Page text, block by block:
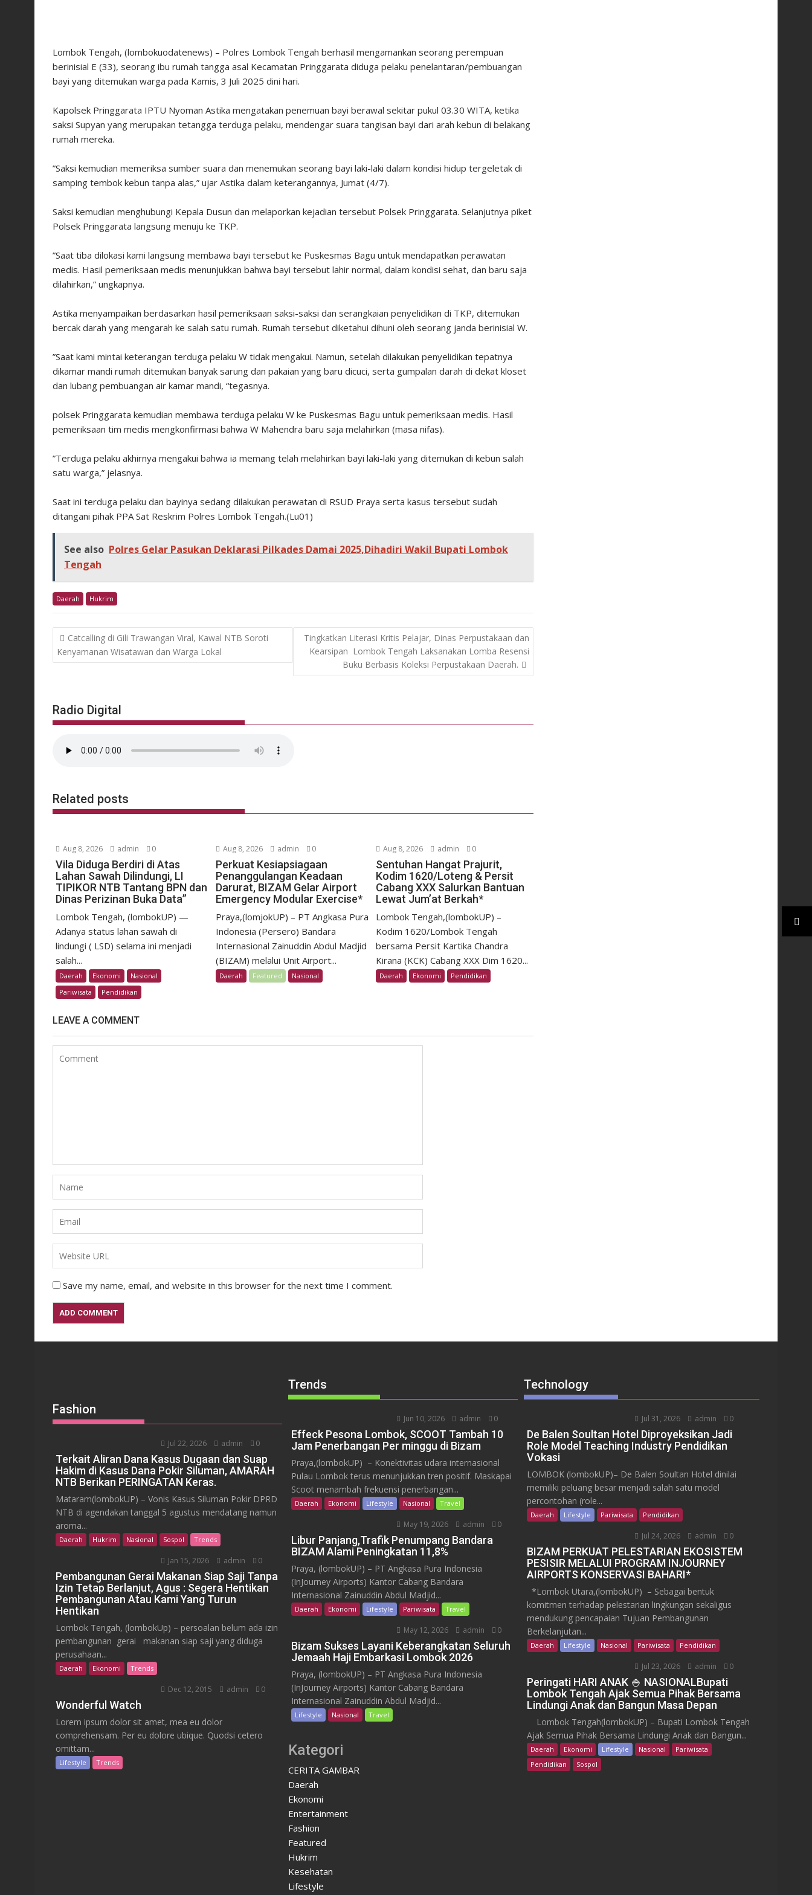
‎Lombok Tengah, (lombokuodatenews) – Polres Lombok Tengah berhasil mengamankan seorang perempuan
berinisial E (33), seorang ibu rumah tangga asal Kecamatan Pringgarata diduga pelaku penelantaran/pembuangan
bayi yang ditemukan warga pada Kamis, 3 Juli 2025 dini hari.
‎Kapolsek Pringgarata IPTU Nyoman Astika mengatakan penemuan bayi berawal sekitar pukul 03.30 WITA, ketika
saksi Supyan yang merupakan tetangga terduga pelaku, mendengar suara tangisan bayi dari arah kebun di belakang
rumah mereka.
‎”Saksi kemudian memeriksa sumber suara dan menemukan seorang bayi laki-laki dalam kondisi hidup tergeletak di
samping tembok kebun tanpa alas,” ujar Astika dalam keterangannya, Jumat (4/7).
‎Saksi kemudian menghubungi Kepala Dusun dan melaporkan kejadian tersebut Polsek Pringgarata. Selanjutnya piket
Polsek Pringgarata langsung menuju ke TKP.
‎”Saat tiba dilokasi kami langsung membawa bayi tersebut ke Puskesmas Bagu untuk mendapatkan perawatan
medis. Hasil pemeriksaan medis menunjukkan bahwa bayi tersebut lahir normal, dalam kondisi sehat, dan baru saja
dilahirkan,” ungkapnya.
‎Astika menyampaikan berdasarkan hasil pemeriksaan saksi-saksi dan serangkaian penyelidikan di TKP, ditemukan
bercak darah yang mengarah ke salah satu rumah. Rumah tersebut diketahui dihuni oleh seorang janda berinisial W.
‎”Saat kami mintai keterangan terduga pelaku W tidak mengakui. Namun, setelah dilakukan penyelidikan tepatnya
dikamar mandi rumah ditemukan banyak sarung dan pakaian yang baru dicuci, serta gumpalan darah di dekat kloset
dan lubang pembuangan air kamar mandi, “tegasnya.
‎polsek Pringgarata kemudian membawa terduga pelaku W ke Puskesmas Bagu untuk pemeriksaan medis. Hasil
pemeriksaan tim medis mengkonfirmasi bahwa W Mahendra baru saja melahirkan (masa nifas).
‎”Terduga pelaku akhirnya mengakui bahwa ia memang telah melahirkan bayi laki-laki yang ditemukan di kebun salah
satu warga,” jelasnya.
‎Saat ini terduga pelaku dan bayinya sedang dilakukan perawatan di RSUD Praya serta kasus tersebut sudah
ditangani pihak PPA Sat Reskrim Polres Lombok Tengah.(Lu01)
See also Polres Gelar Pasukan Deklarasi Pilkades Damai 2025,Dihadiri Wakil Bupati Lombok
Tengah
Daerah Hukrim
Post
navigation
Catcalling di Gili Trawangan Viral, Kawal NTB Soroti
Kenyamanan Wisatawan dan Warga Lokal
Tingkatkan Literasi Kritis Pelajar, Dinas Perpustakaan dan
Kearsipan Lombok Tengah Laksanakan Lomba Resensi
Buku Berbasis Koleksi Perpustakaan Daerah.
Radio Digital
Related posts
Aug 8, 2026 admin 0
Vila Diduga Berdiri di Atas
Lahan Sawah Dilindungi, LI
TIPIKOR NTB Tantang BPN dan
Dinas Perizinan Buka Data”
Lombok Tengah, (lombokUP) —
Adanya status lahan sawah di
lindungi ( LSD) selama ini menjadi
salah...
Daerah Ekonomi
Nasional
Pariwisata
Pendidikan
Aug 8, 2026 admin 0
Perkuat Kesiapsiagaan
Penanggulangan Keadaan
Darurat, BIZAM Gelar Airport
Emergency Modular Exercise*
Praya,(lomjokUP) – PT Angkasa Pura
Indonesia (Persero) Bandara
Internasional Zainuddin Abdul Madjid
(BIZAM) melalui Unit Airport...
Daerah Featured Nasional
Aug 8, 2026 admin 0
Sentuhan Hangat Prajurit,
Kodim 1620/Loteng & Persit
Cabang XXX Salurkan Bantuan
Lewat Jum’at Berkah*
Lombok Tengah,(lombokUP) –
Kodim 1620/Lombok Tengah
bersama Persit Kartika Chandra
Kirana (KCK) Cabang XXX Dim 1620...
Daerah Ekonomi Pendidikan
LEAVE A COMMENT
Save my name, email, and website in this browser for the next time I comment.
Fashion
Jul 22, 2026 admin 0
Terkait Aliran Dana Kasus Dugaan dan Suap
Hakim di Kasus Dana Pokir Siluman, AMARAH
NTB Berikan PERINGATAN Keras.
Mataram(lombokUP) – Vonis Kasus Siluman Pokir DPRD
NTB di agendakan tanggal 5 agustus mendatang namun
aroma...
Daerah Hukrim Nasional Sospol Trends
Jan 15, 2026 admin 0
Pembangunan Gerai Makanan Siap Saji Tanpa
Izin Tetap Berlanjut, Agus : Segera Hentikan
Pembangunan Atau Kami Yang Turun
Hentikan
Lombok Tengah, (lombokUp) – persoalan belum ada izin
pembangunan gerai makanan siap saji yang diduga
perusahaan...
Daerah Ekonomi Trends
Dec 12, 2015 admin 0
Wonderful Watch
Lorem ipsum dolor sit amet, mea eu dolor
comprehensam. Per eu dolore ubique. Quodsi cetero
omittam...
Lifestyle Trends
Trends
Jun 10, 2026 admin 0
Effeck Pesona Lombok, SCOOT Tambah 10
Jam Penerbangan Per minggu di Bizam
Praya,(lombokUP) – Konektivitas udara internasional
Pulau Lombok terus menunjukkan tren positif. Maskapai
Scoot menambah frekuensi penerbangan...
Daerah Ekonomi Lifestyle Nasional Travel
May 19, 2026 admin 0
Libur Panjang,Trafik Penumpang Bandara
BIZAM Alami Peningkatan 11,8%
Praya, (lombokUP) – PT Angkasa Pura Indonesia
(InJourney Airports) Kantor Cabang Bandara
Internasional Zainuddin Abdul Madjid...
Daerah Ekonomi Lifestyle Pariwisata Travel
May 12, 2026 admin 0
Bizam Sukses Layani Keberangkatan Seluruh
Jemaah Haji Embarkasi Lombok 2026
Praya, (lombokUP) – PT Angkasa Pura Indonesia
(InJourney Airports) Kantor Cabang Bandara
Internasional Zainuddin Abdul Madjid...
Lifestyle Nasional Travel
Kategori
CERITA GAMBAR
Daerah
Ekonomi
Entertainment
Fashion
Featured
Hukrim
Kesehatan
Lifestyle
Technology
Jul 31, 2026 admin 0
De Balen Soultan Hotel Diproyeksikan Jadi
Role Model Teaching Industry Pendidikan
Vokasi
LOMBOK (lombokUP)– De Balen Soultan Hotel dinilai
memiliki peluang besar menjadi salah satu model
percontohan (role...
Daerah Lifestyle Pariwisata Pendidikan
Jul 24, 2026 admin 0
BIZAM PERKUAT PELESTARIAN EKOSISTEM
PESISIR MELALUI PROGRAM INJOURNEY
AIRPORTS KONSERVASI BAHARI*
*Lombok Utara,(lombokUP) – Sebagai bentuk
komitmen terhadap pelestarian lingkungan sekaligus
mendukung pencapaian Tujuan Pembangunan
Berkelanjutan...
Daerah Lifestyle Nasional Pariwisata Pendidikan
Jul 23, 2026 admin 0
Peringati HARI ANAK 🍚 NASIONALBupati
Lombok Tengah Ajak Semua Pihak Bersama
Lindungi Anak dan Bangun Masa Depan
Lombok Tengah(lombokUP) – Bupati Lombok Tengah
Ajak Semua Pihak Bersama Lindungi Anak dan Bangun...
Daerah Ekonomi Lifestyle Nasional
Pariwisata
Pendidikan
Sospol